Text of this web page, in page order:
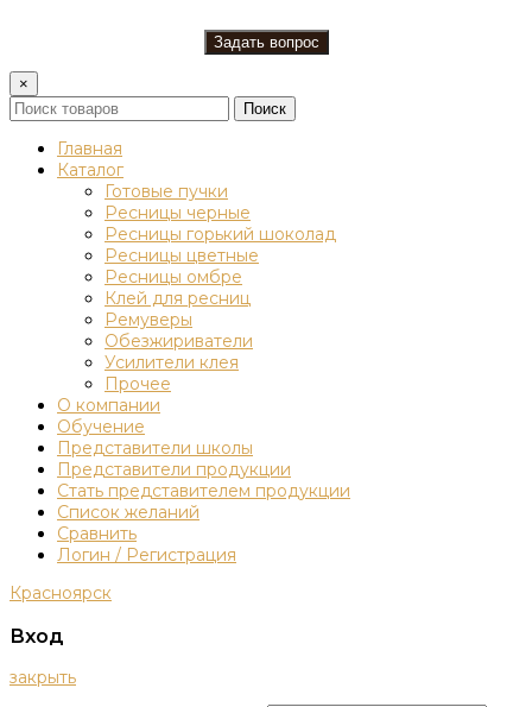
×
Поиск
Главная
Каталог
Готовые пучки
Ресницы черные
Ресницы горький шоколад
Ресницы цветные
Ресницы омбре
Клей для ресниц
Ремуверы
Обезжириватели
Усилители клея
Прочее
О компании
Обучение
Представители школы
Представители продукции
Стать представителем продукции
Список желаний
Сравнить
Логин / Регистрация
Красноярск
Вход
закрыть